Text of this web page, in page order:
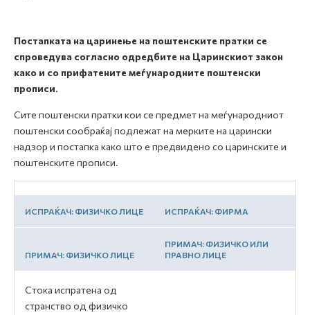
Медиа центар
Контакт
Е-Весник
Постапката на царинење на поштенските пратки се
спроведува согласно одредбите на Царинскиот закон
како и со прифатените меѓународните поштенски
прописи.
Сите поштенски пратки кои се предмет на меѓународниот
поштенски сообраќај подлежат на мерките на царински
надзор и постапка како што е предвидено со царинските и
поштенските прописи.
ИСПРАЌАЧ: ФИЗИЧКО ЛИЦЕ ИСПРАЌАЧ: ФИРМА
ПРИМАЧ: ФИЗИЧКО ЛИЦЕ
ПРИМАЧ: ФИЗИЧКО ИЛИ
ПРАВНО ЛИЦЕ
Стока испратена од
странство од физичко